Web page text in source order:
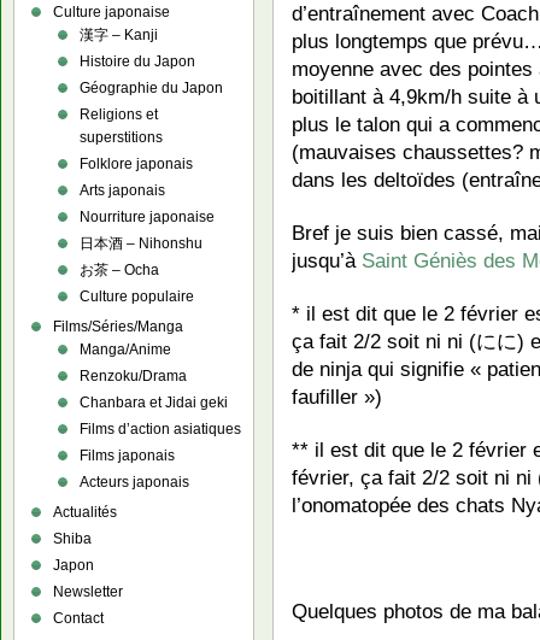
d’entraînement avec
plus longtemps que
moyenne avec des
boitillant à 4,9km/h suite à
plus le talon qui a
(mauvaises chaussettes?
dans les deltoïdes
Bref je suis bien cassé,
jusqu’à Saint Géniès des
* il est dit que le 2 février
ça fait 2/2 soit ni ni (にに)
de ninja qui signifie «
faufiller »)
** il est dit que le 2 février
février, ça fait 2/2 soit ni ni
l’onomatopée des chats
Quelques photos de ma
Culture japonaise
漢字 – Kanji
Histoire du Japon
Géographie du Japon
Religions et
superstitions
Folklore japonais
Arts japonais
Nourriture japonaise
日本酒 – Nihonshu
お茶 – Ocha
Culture populaire
Films/Séries/Manga
Manga/Anime
Renzoku/Drama
Chanbara et Jidai geki
Films d’action asiatiques
Films japonais
Acteurs japonais
Actualités
Shiba
Japon
Newsletter
Contact